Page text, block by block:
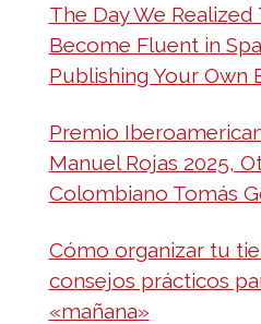
The Day We
Become Fluent in
Publishing Your Own
Premio
Manuel Rojas 2025,
Colombiano Tomás
Cómo organizar tu
consejos prácticos
«mañana»